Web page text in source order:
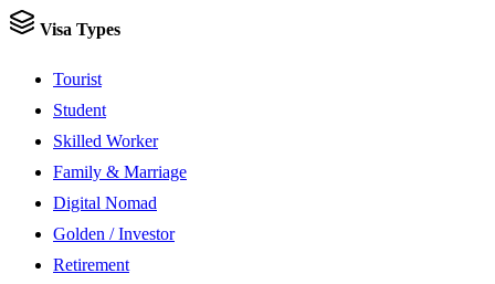
Visa Types
Tourist
Student
Skilled Worker
Family & Marriage
Digital Nomad
Golden / Investor
Retirement